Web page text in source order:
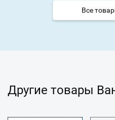
Все
Другие товары